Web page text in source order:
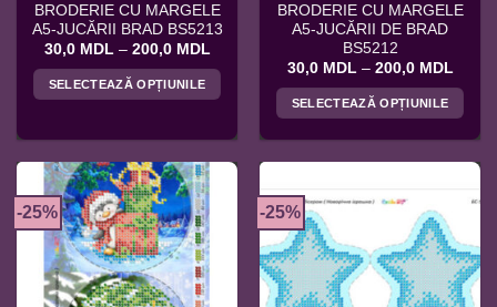
produsului.
BRODERIE CU MARGELE
A5-JUCĂRII BRAD BS5213
30,0 MDL – 200,0 MDLInterval
prețuri:
30,0 MDL
200,0 MDL
SELECTEAZĂ OPȚIUNILE
mai
multe
variații.
Opțiunile
pot
fi
BRODERIE CU MARGELE
A5-JUCĂRII DE BRAD
BS5212
30,0 MDL – 200,0 MDL
30,0
la
SELECTEAZĂ OPȚIUNILE
mai
variații.
Opțiunile
pot
-25% -25%